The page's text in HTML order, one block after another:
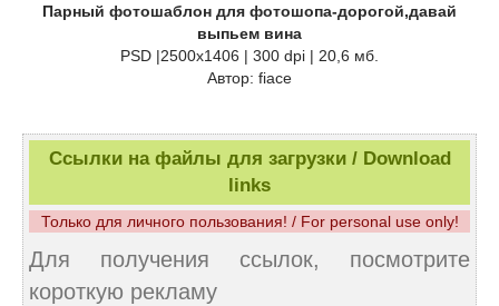
Парный фотошаблон для фотошопа-дорогой,давай
выпьем вина
PSD |2500x1406 | 300 dpi | 20,6 мб.
Автор: fiace
Ссылки на файлы для загрузки / Download
links
Только для личного пользования! / For personal use only!
Для получения ссылок, посмотрите
короткую рекламу